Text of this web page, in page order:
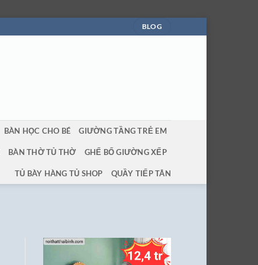
BLOG
BÀN HỌC CHO BÉ GIƯỜNG TẦNG TRẺ EM
BÀN THỜ TỦ THỜ GHẾ BỐ GIƯỜNG XẾP
TỦ BÀY HÀNG TỦ SHOP QUẦY TIẾP TÂN